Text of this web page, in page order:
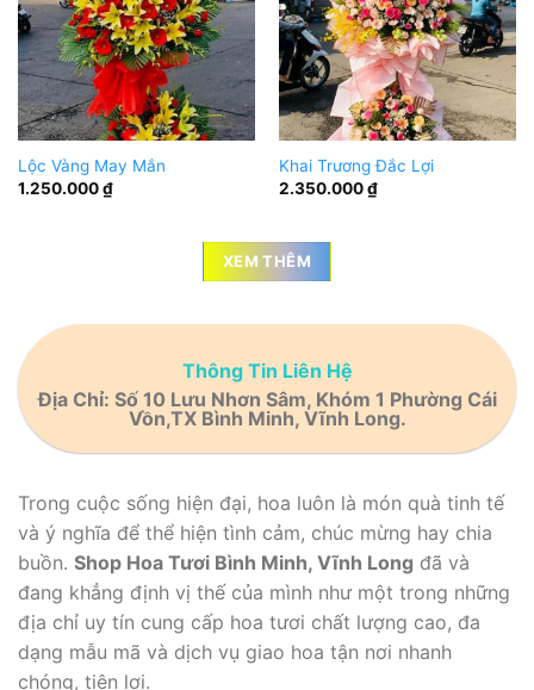
Lộc Vàng May Mắn
1.250.000₫
Khai Trương Đắc Lợi
2.350.000₫
XEM THÊM
Thông Tin Liên Hệ
Địa Chỉ: Số 10 Lưu Nhơn Sâm, Khóm 1 Phường Cái
Vồn,TX Bình Minh, Vĩnh Long.
Trong cuộc sống hiện đại, hoa luôn là món quà tinh tế
và ý nghĩa để thể hiện tình cảm, chúc mừng hay chia
buồn. Shop Hoa Tươi Bình Minh, Vĩnh Long đã và
đang khẳng định vị thế của mình như một trong những
địa chỉ uy tín cung cấp hoa tươi chất lượng cao, đa
dạng mẫu mã và dịch vụ giao hoa tận nơi nhanh
chóng, tiện lợi.